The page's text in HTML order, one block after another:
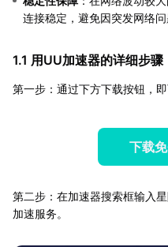
连接稳定，避免因突发网络问
1.1 用UU加速器的详细步骤
第一步：通过下方下载按钮，
下载
第二步：在加速器搜索框输入
加速服务。